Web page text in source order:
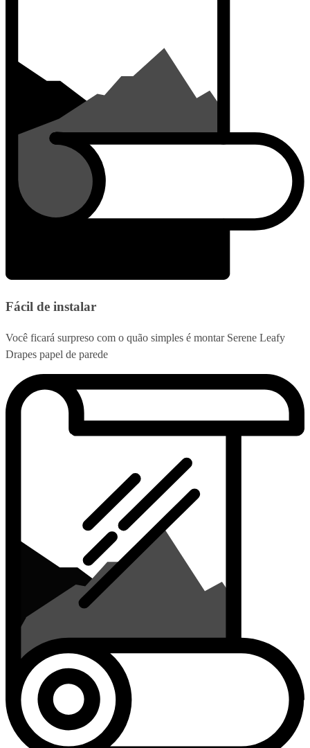
Fácil de instalar
Você ficará surpreso com o quão simples é montar Serene Leafy
Drapes papel de parede